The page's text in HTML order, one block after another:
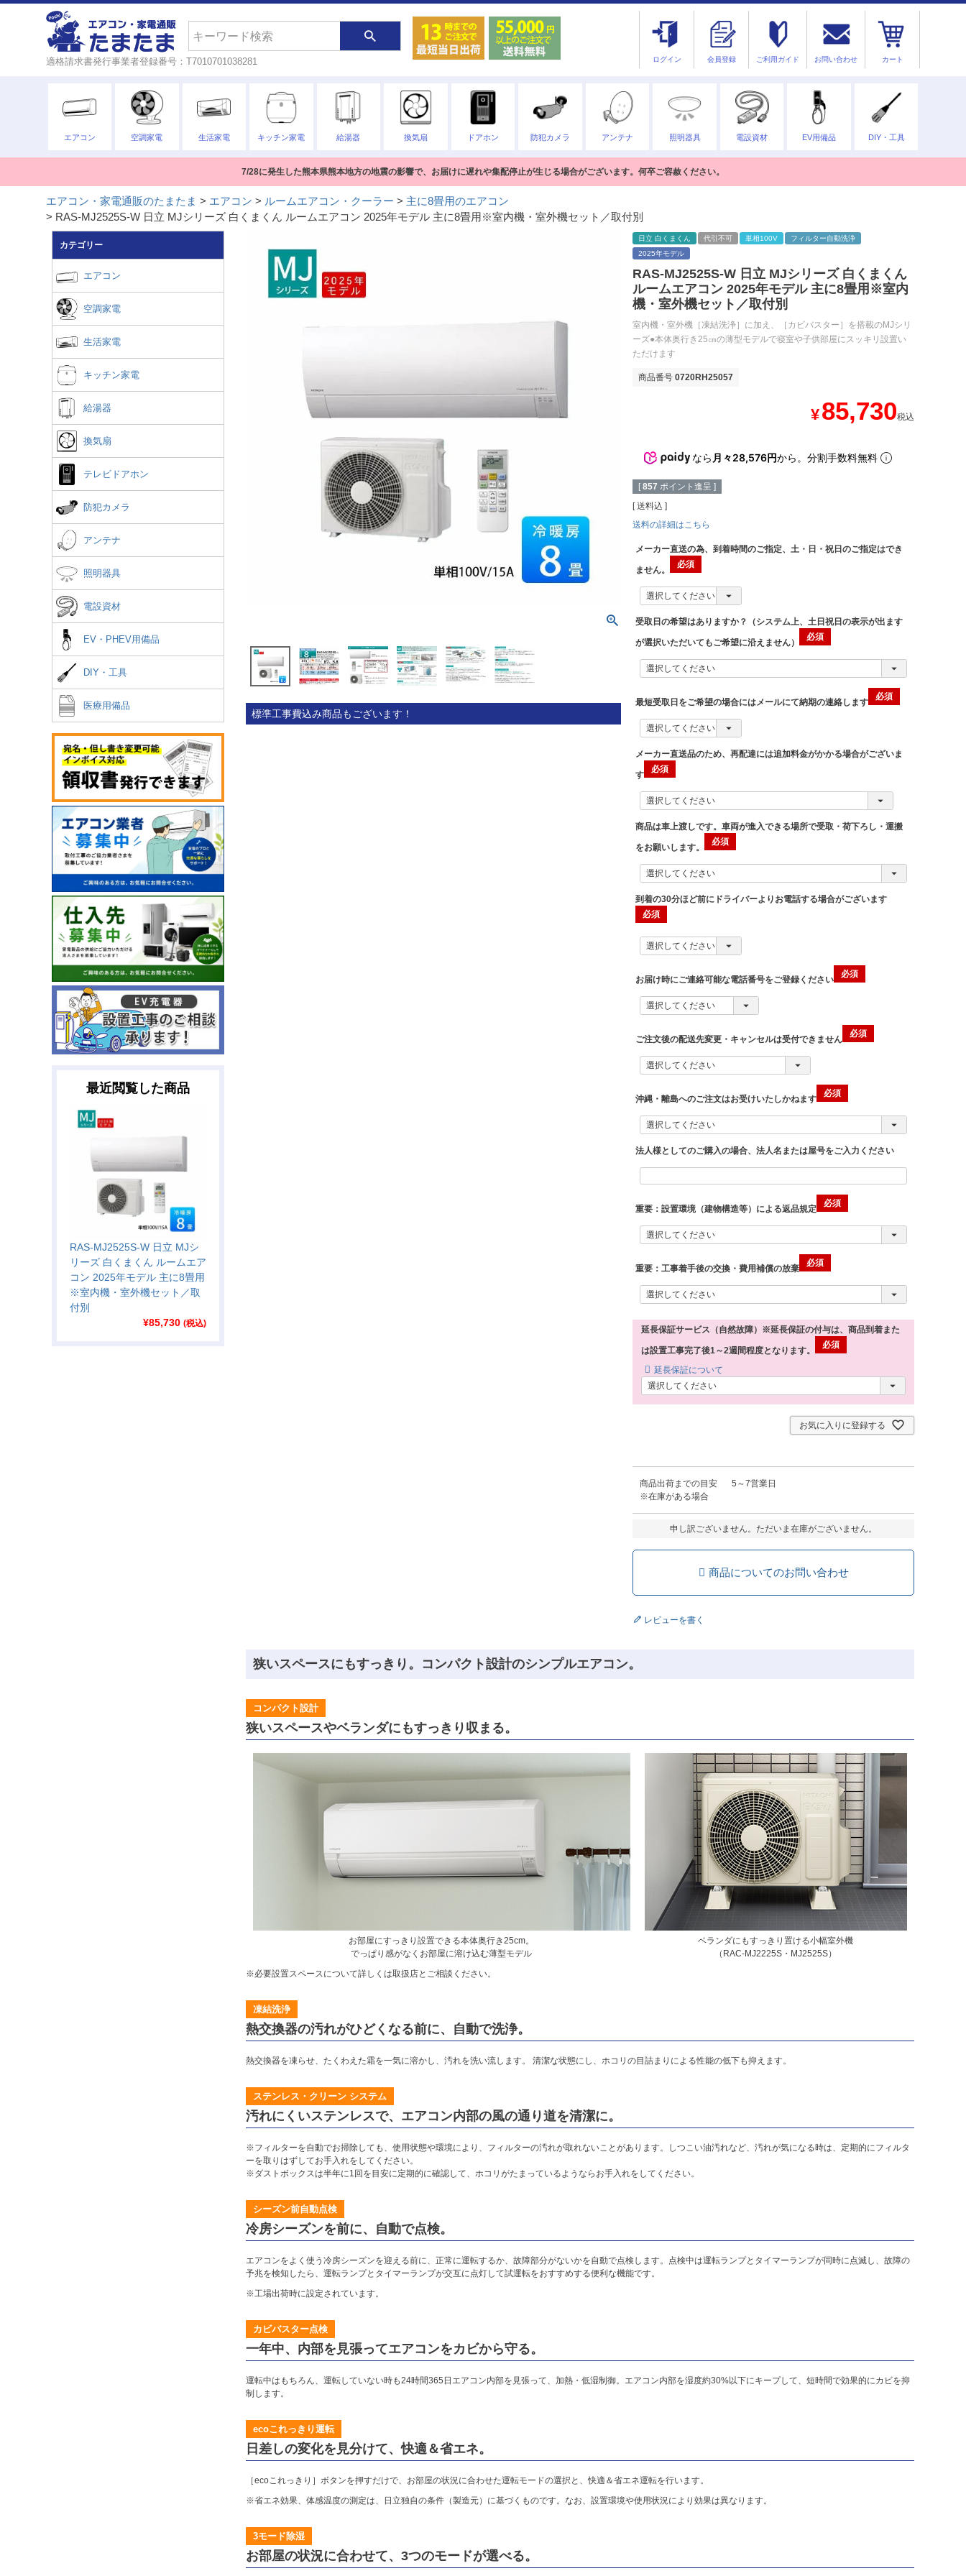
適格請求書発行事業者登録番号：T7010701038281 ログイン 会員登録 ご利用ガイド お問い合わせ カート
エアコン 空調家電 生活家電 キッチン家電 給湯器 換気扇 ドアホン 防犯カメラ アンテナ 照明器具 電設資材 EV用備品 DIY・工具
7/28に発生した熊本県熊本地方の地震の影響で、お届けに遅れや集配停止が生じる場合がございます。何卒ご容赦ください。
エアコン・家電通販のたまたま エアコン ルームエアコン・クーラー
主に8畳用のエアコン
RAS-MJ2525S-W 日立 MJシリーズ 白くまくん ルームエアコン 2025年モデル 主に8畳用※室内機・室外機セット／取付別
カテゴリー
エアコン
空調家電
生活家電
キッチン家電
給湯器
換気扇
テレビドアホン
防犯カメラ
アンテナ
照明器具
電設資材
EV・PHEV用備品
DIY・工具
医療用備品
最近閲覧した商品
RAS-MJ2525S-W 日立 MJシ
リーズ 白くまくん ルームエア
コン 2025年モデル 主に8畳用
※室内機・室外機セット／取
付別
¥85,730 (税込)
標準工事費込み商品もございます！
日立 白くまくん 代引不可 単相100V
フィルター自動洗浄
2025年モデル
RAS-MJ2525S-W 日立 MJシリーズ 白くまくん
ルームエアコン 2025年モデル 主に8畳用※室内
機・室外機セット／取付別
室内機・室外機［凍結洗浄］に加え、［カビバスター］を搭載のMJシリ
ーズ●本体奥行き25㎝の薄型モデルで寝室や子供部屋にスッキリ設置い
ただけます
商品番号 0720RH25057
¥85,730税込
なら 月々28,576円から。分割手数料無料
[ 857 ポイント進呈 ]
送料込
送料の詳細はこちら
メーカー直送の為、到着時間のご指定、土・日・祝日のご指定はでき
ません。
受取日の希望はありますか？（システム上、土日祝日の表示が出ます
が選択いただいてもご希望に沿えません）
最短受取日をご希望の場合にはメールにて納期の連絡します
メーカー直送品のため、再配達には追加料金がかかる場合がございま
す
商品は車上渡しです。車両が進入できる場所で受取・荷下ろし・運搬
をお願いします。
到着の30分ほど前にドライバーよりお電話する場合がございます
お届け時にご連絡可能な電話番号をご登録ください
ご注文後の配送先変更・キャンセルは受付できません
沖縄・離島へのご注文はお受けいたしかねます
法人様としてのご購入の場合、法人名または屋号をご入力ください
重要：設置環境（建物構造等）による返品規定
重要：工事着手後の交換・費用補償の放棄
延長保証サービス（自然故障）※延長保証の付与は、商品到着また
は設置工事完了後1～2週間程度となります。
延長保証について
お気に入りに登録する
商品出荷までの目安
※在庫がある場合
5～7営業日
申し訳ございません。ただいま在庫がございません。
商品についてのお問い合わせ
レビューを書く
狭いスペースにもすっきり。コンパクト設計のシンプルエアコン。
コンパクト設計
狭いスペースやベランダにもすっきり収まる。
お部屋にすっきり設置できる本体奥行き25cm。
でっぱり感がなくお部屋に溶け込む薄型モデル
ベランダにもすっきり置ける小幅室外機
（RAC-MJ2225S・MJ2525S）
※必要設置スペースについて詳しくは取扱店とご相談ください。
凍結洗浄
熱交換器の汚れがひどくなる前に、自動で洗浄。
熱交換器を凍らせ、たくわえた霜を一気に溶かし、汚れを洗い流します。 清潔な状態にし、ホコリの目詰まりによる性能の低下も抑えます。
ステンレス・クリーン システム
汚れにくいステンレスで、エアコン内部の風の通り道を清潔に。
※フィルターを自動でお掃除しても、使用状態や環境により、フィルターの汚れが取れないことがあります。しつこい油汚れなど、汚れが気になる時は、定期的にフィルタ
ーを取りはずしてお手入れをしてください。
※ダストボックスは半年に1回を目安に定期的に確認して、ホコリがたまっているようならお手入れをしてください。
シーズン前自動点検
冷房シーズンを前に、自動で点検。
エアコンをよく使う冷房シーズンを迎える前に、正常に運転するか、故障部分がないかを自動で点検します。点検中は運転ランプとタイマーランプが同時に点滅し、故障の
予兆を検知したら、運転ランプとタイマーランプが交互に点灯して試運転をおすすめする便利な機能です。
※工場出荷時に設定されています。
カビバスター点検
一年中、内部を見張ってエアコンをカビから守る。
運転中はもちろん、運転していない時も24時間365日エアコン内部を見張って、加熱・低湿制御。エアコン内部を湿度約30%以下にキープして、短時間で効果的にカビを抑
制します。
ecoこれっきり運転
日差しの変化を見分けて、快適＆省エネ。
［ecoこれっきり］ボタンを押すだけで、お部屋の状況に合わせた運転モードの選択と、快適＆省エネ運転を行います。
※省エネ効果、体感温度の測定は、日立独自の条件（製造元）に基づくものです。なお、設置環境や使用状況により効果は異なります。
3モード除湿
お部屋の状況に合わせて、3つのモードが選べる。